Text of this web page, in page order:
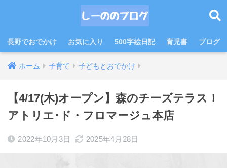
長野でおでかけ お気に入り 500字絵日記 育児書 ブログ
ホーム 子育て 子どもとおでかけ
【4/17(木)オープン】森のチーズテラス！
アトリエ･ド・フロマージュ本店
2022年10月3日 2025年4月28日